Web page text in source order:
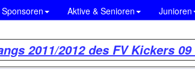
Aktive & Senioren Junioren
2011/2012 des FV Kickers